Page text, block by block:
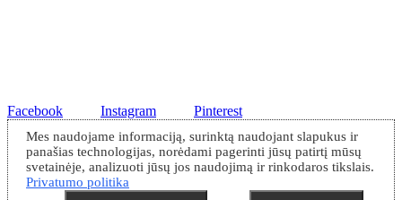
Facebook Instagram Pinterest
Mes naudojame informaciją, surinktą naudojant slapukus ir
panašias technologijas, norėdami pagerinti jūsų patirtį mūsų
svetainėje, analizuoti jūsų jos naudojimą ir rinkodaros tikslais.
Privatumo politika